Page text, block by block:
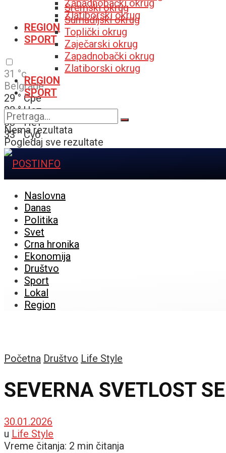
Zapadnobački okrug
Zlatiborski okrug
REGION
SPORT
31 °c
Belgrade
29 ° Сре
32 ° Чет
33 ° Пет
33 ° Суб
Sremski okrug
Šumadijski okrug
Toplički okrug
Zaječarski okrug
Zapadnobački okrug
Zlatiborski okrug
REGION
SPORT
Nema rezultata
Pogledaj sve rezultate
Naslovna
Danas
Politika
Svet
Crna hronika
Ekonomija
Društvo
Sport
Lokal
Region
Početna Društvo Life Style
SEVERNA SVETLOST
30.01.2026
u Life Style
Vreme čitanja: 2 min čitanja